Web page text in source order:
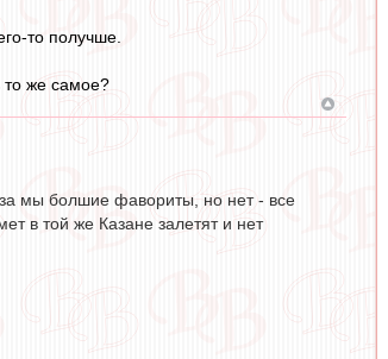
то получше.
то же самое?
мы болшие фавориты, но нет - все
в той же Казане залетят и нет